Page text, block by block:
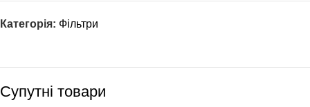
Категорія: Фільтри
Супутні товари